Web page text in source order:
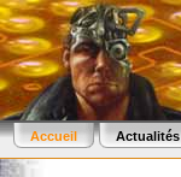
Accueil Actualités